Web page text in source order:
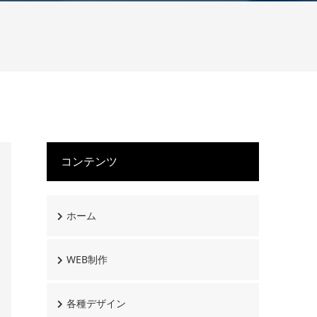
コンテンツ
ホーム
WEB制作
各種デザイン